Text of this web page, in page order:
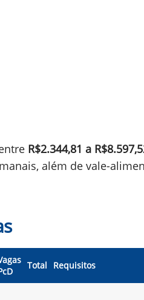
R$2.344,81 a
além de vale-
Total Requisitos